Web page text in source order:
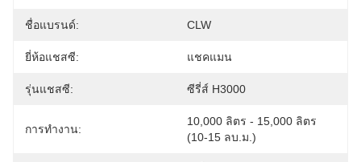
ชื่อแบรนด์: CLW
ยี่ห้อแชสซี: แชคแมน
รุ่นแชสซี: ซีรี่ส์ H3000
การทำงาน:
10,000 ลิตร - 15,000 ลิตร
(10-15 ลบ.ม.)